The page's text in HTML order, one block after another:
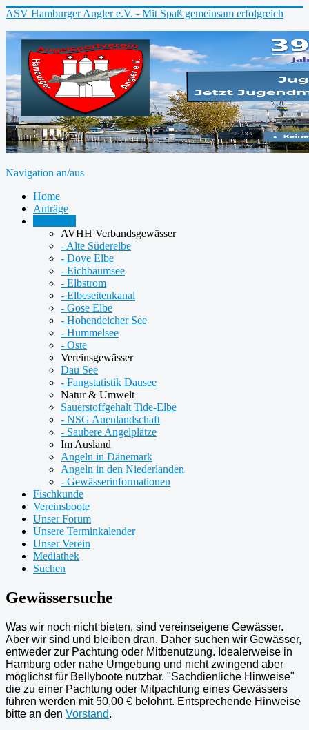
ASV Hamburger Angler e.V. - Mit Spaß gemeinsam erfolgreich
Navigation an/aus
Home
Anträge
AVHH Verbandsgewässer
- Alte Süderelbe
- Dove Elbe
- Eichbaumsee
- Elbstrom
- Elbeseitenkanal
- Gose Elbe
- Hohendeicher See
- Hummelsee
- Oste
Vereinsgewässer
Dau See
- Fangstatistik Dausee
Natur & Umwelt
Sauerstoffgehalt Tide-Elbe
- NSG Auenlandschaft
- Saubere Angelplätze
Im Ausland
Angeln in Dänemark
Angeln in den Niederlanden
- Gewässerinformationen
Fischkunde
Vereinsboote
Unser Forum
Unsere Terminkalender
Unser Verein
Mediathek
Suchen
Gewässersuche
Was wir noch nicht bieten, sind vereinseigene Gewässer.
Aber wir sind und bleiben dran. Daher suchen wir Gewässer,
entweder zur Pachtung oder Mitbenutzung. Idealerweise in
Hamburg oder nahe Umgebung und nicht zwingend aber
möglichst für Bellyboote nutzbar. "Sachdienliche Hinweise"
die zu einer Pachtung oder Mitpachtung eines Gewässers
führen werden mit 50,00 € belohnt. Entsprechende Hinweise
bitte an den Vorstand.